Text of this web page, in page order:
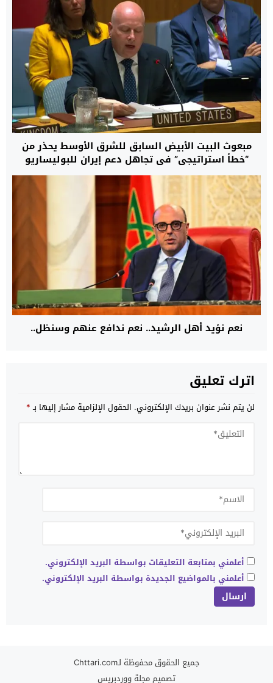
مبعوث البيت الأبيض السابق للشرق الأوسط يحذر من
“خطأ استراتيجي” في تجاهل دعم إيران للبوليساريو
لتحويلها إلى ذراع عسكري يهدد استقرار شمال إفريقيا
نعم نؤيد أهل الرشيد.. نعم ندافع عنهم وسنظل..
اترك تعليق
لن يتم نشر عنوان بريدك الإلكتروني. الحقول الإلزامية مشار إليها بـ*
أعلمني بمتابعة التعليقات بواسطة البريد الإلكتروني.
أعلمني بالمواضيع الجديدة بواسطة البريد الإلكتروني.
جميع الحقوق محفوظة لـChttari.com
تصميممجلة ووردبريس